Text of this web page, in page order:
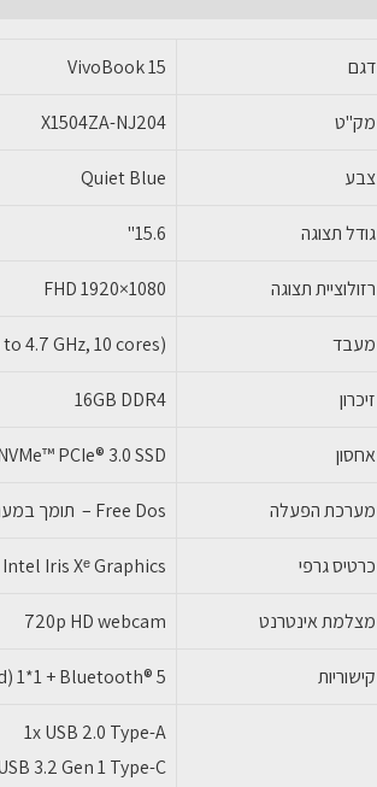
דגם VivoBook 15
מק"ט X1504ZA-NJ204
צבע Quiet Blue
גודל תצוגה 15.6"
רזולוציית תצוגה FHD 1920×1080
מעבד 4.7 GHz, 10 cores)
זיכרון 16GB DDR4
אחסון PCIe® 3.0 SSD
מערכת הפעלה Free Dos – תומך במערכת הפעלה WINDOWS 11
כרטיס גרפי Intel Iris Xᵉ Graphics
מצלמת אינטרנט 720p HD webcam
קישוריות 1*1 + Bluetooth® 5
1x USB 2.0 Type-A
3.2 Gen 1 Type-C